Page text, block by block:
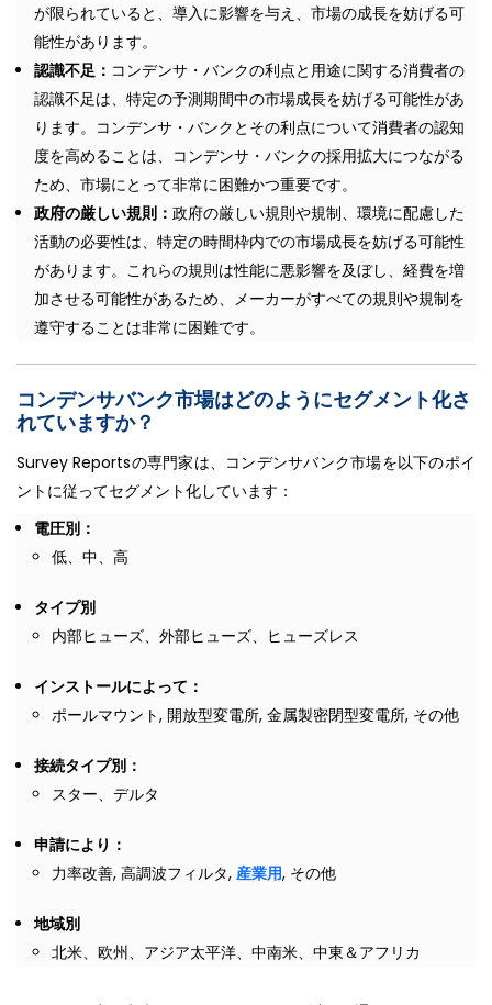
が限られていると、導入に影響を与え、市場の成長を妨げる可
能性があります。
認識不足： コンデンサ・バンクの利点と用途に関する消費者の
認識不足は、特定の予測期間中の市場成長を妨げる可能性があ
ります。コンデンサ・バンクとその利点について消費者の認知
度を高めることは、コンデンサ・バンクの採用拡大につながる
ため、市場にとって非常に困難かつ重要です。
政府の厳しい規則： 政府の厳しい規則や規制、環境に配慮した
活動の必要性は、特定の時間枠内での市場成長を妨げる可能性
があります。これらの規則は性能に悪影響を及ぼし、経費を増
加させる可能性があるため、メーカーがすべての規則や規制を
遵守することは非常に困難です。
コンデンサバンク市場はどのようにセグメント化さ
れていますか？
Survey Reportsの専門家は、コンデンサバンク市場を以下のポイ
ントに従ってセグメント化しています：
電圧別：
低、中、高
タイプ別
内部ヒューズ、外部ヒューズ、ヒューズレス
インストールによって：
ポールマウント, 開放型変電所, 金属製密閉型変電所, その他
接続タイプ別：
スター、デルタ
申請により：
力率改善, 高調波フィルタ, 産業用, その他
地域別
北米、欧州、アジア太平洋、中南米、中東＆アフリカ